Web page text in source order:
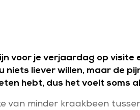
voor je verjaardag op visite
niets liever willen, maar de
hebt, dus het voelt soms
van minder kraakbeen